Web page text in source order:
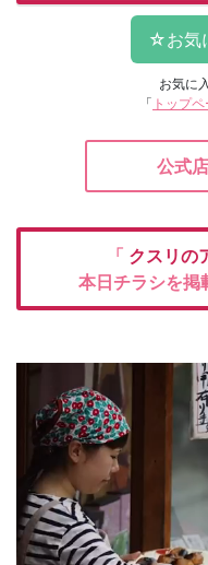
お気に
「 トップ
公式
「 クスリの
本日チラシを掲